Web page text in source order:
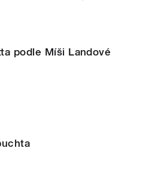
podle Míši Landové